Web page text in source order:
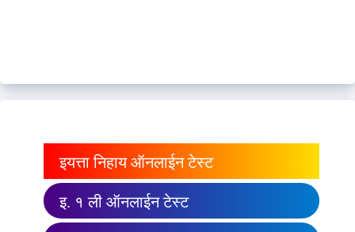
इयत्ता निहाय ऑनलाईन टेस्ट
इ. १ ली ऑनलाईन टेस्ट